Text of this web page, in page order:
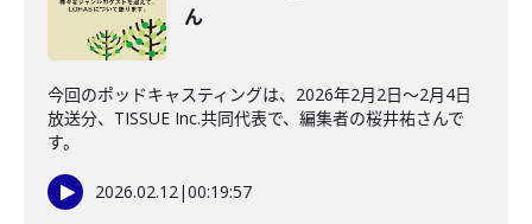
ん
今回のポッドキャスティングは、2026年2月2日〜2月4日
放送分、TISSUE Inc.共同代表で、編集者の桜井祐さんで
す。
2026.02.12|00:19:57